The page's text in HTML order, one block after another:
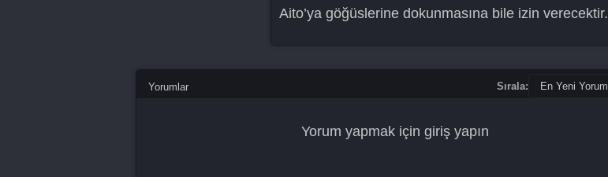
Aito’ya göğüslerine dokunmasına bile izin verecektir.
Yorumlar Sırala:
Yorum yapmak içingiriş yapın